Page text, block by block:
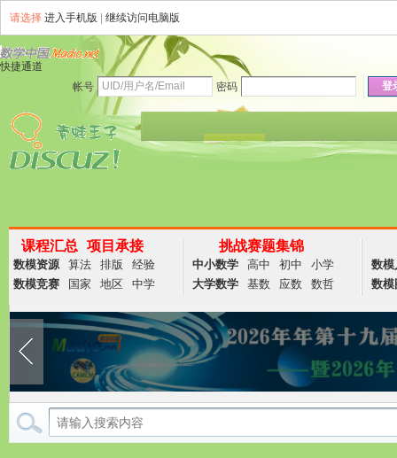
请选择 进入手机版 继续访问电脑版
快捷通道
帐号
密码 登
论坛 说说 群组
商务
课程汇总 项目承接
数模资源 算法 排版
经验
数模竞赛
国家 地区 中学
挑战赛题集锦
中小数学 高中 初中
小学
大学数学
基数 应数 数哲
数模
数模